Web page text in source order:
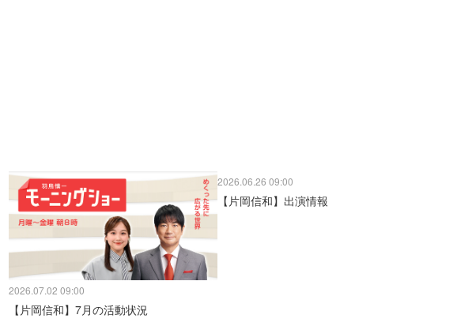
2026.07.02 09:00
【片岡信和】7月の活動状況
2026.06.26 09:00
【片岡信和】出演情報